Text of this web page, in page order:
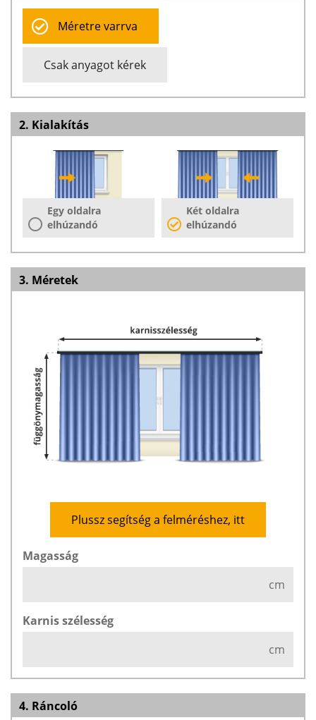
Méretre varrva
Csak anyagot kérek
2. Kialakítás
Egy oldalra
elhúzandó
Két oldalra
elhúzandó
3. Méretek
Plussz segítség a felméréshez, itt
Magasság
cm
Karnis szélesség
cm
4. Ráncoló